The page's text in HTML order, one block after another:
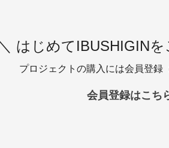
はじめてIBUSHIGINを
プロジェクトの購入には会員登録
会員登録はこち